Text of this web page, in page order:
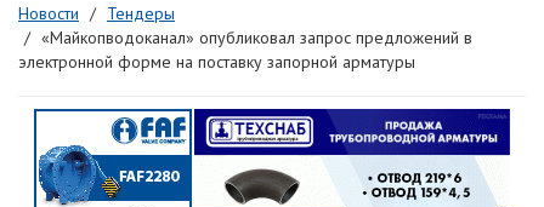
Новости
Тендеры
«Майкопводоканал» опубликовал запрос предложений в
электронной форме на поставку запорной арматуры